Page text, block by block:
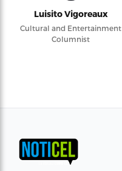
Luisito Vigoreaux
Cultural and Entertainment
Columnist